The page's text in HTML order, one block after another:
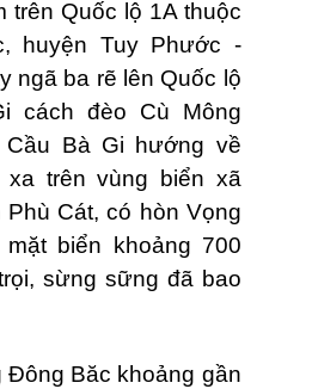
trên Quốc lộ 1A thuộc
huyện Tuy Phước -
ngã ba rẽ lên Quốc lộ
cách đèo Cù Mông
Cầu Bà Gi hướng về
xa trên vùng biển xã
Phù Cát, có hòn Vọng
biển khoảng 700
sừng sững đã bao
Băc khoảng gần